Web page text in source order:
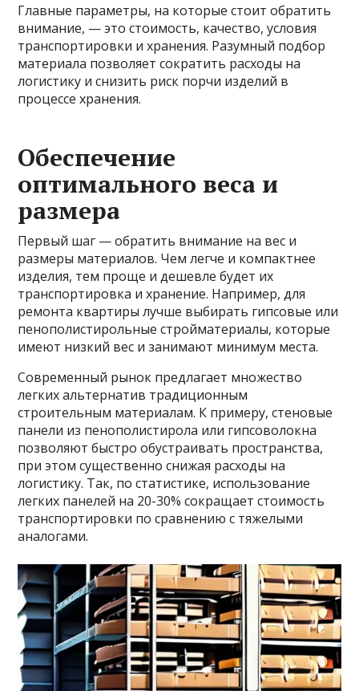
Главные параметры, на которые стоит обратить
внимание, — это стоимость, качество, условия
транспортировки и хранения. Разумный подбор
материала позволяет сократить расходы на
логистику и снизить риск порчи изделий в
процессе хранения.
Обеспечение
оптимального веса и
размера
Первый шаг — обратить внимание на вес и
размеры материалов. Чем легче и компактнее
изделия, тем проще и дешевле будет их
транспортировка и хранение. Например, для
ремонта квартиры лучше выбирать гипсовые или
пенополистирольные стройматериалы, которые
имеют низкий вес и занимают минимум места.
Современный рынок предлагает множество
легких альтернатив традиционным
строительным материалам. К примеру, стеновые
панели из пенополистирола или гипсоволокна
позволяют быстро обустраивать пространства,
при этом существенно снижая расходы на
логистику. Так, по статистике, использование
легких панелей на 20-30% сокращает стоимость
транспортировки по сравнению с тяжелыми
аналогами.